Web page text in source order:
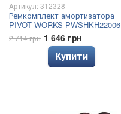
Артикул: 312328
Ремкомплект амортизатора
PIVOT WORKS PWSHKH22006
2 714 грн 1 646 грн
Купити